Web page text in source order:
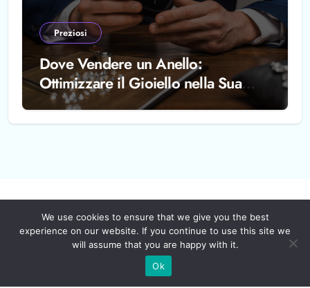
Preziosi
Dove Vendere un Anello:
Ottimizzare il Gioiello nella Sua
Interezza
We use cookies to ensure that we give you the best
experience on our website. If you continue to use this site we
will assume that you are happy with it.
Ok